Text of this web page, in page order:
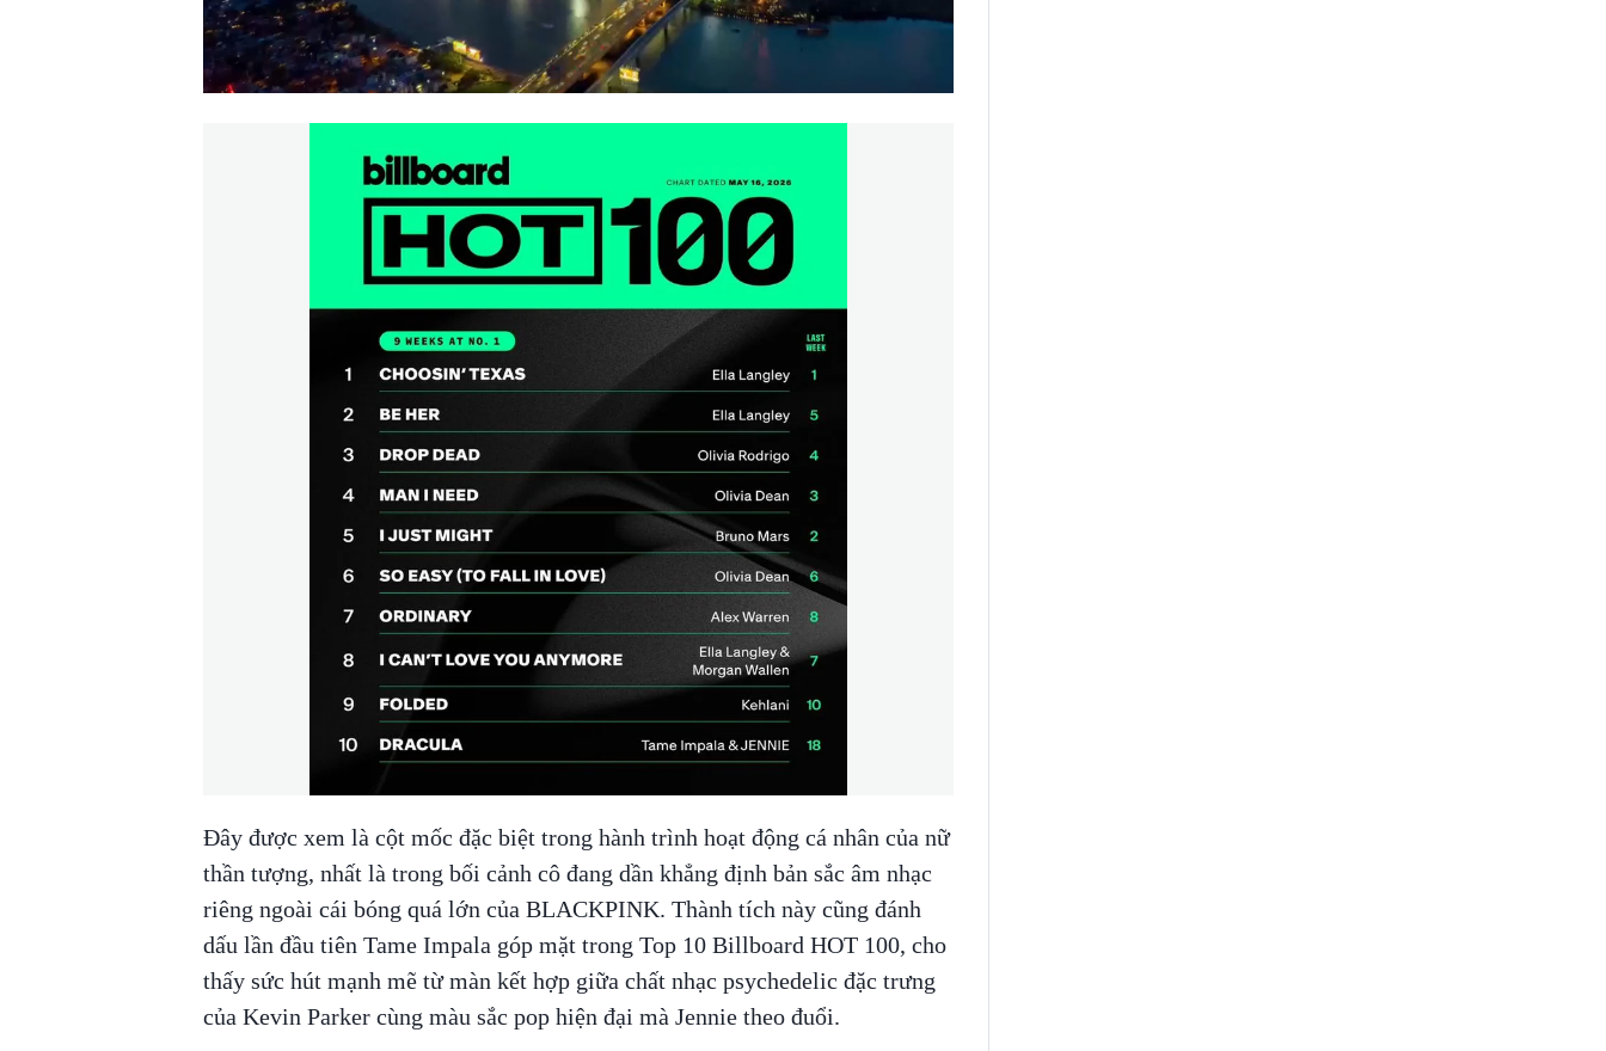
00:00/00:59 VIETNAM HLS
Đây được xem là cột mốc đặc biệt trong hành trình hoạt động cá nhân của nữ
thần tượng, nhất là trong bối cảnh cô đang dần khẳng định bản sắc âm nhạc
riêng ngoài cái bóng quá lớn của BLACKPINK. Thành tích này cũng đánh
dấu lần đầu tiên Tame Impala góp mặt trong Top 10 Billboard HOT 100, cho
thấy sức hút mạnh mẽ từ màn kết hợp giữa chất nhạc psychedelic đặc trưng
của Kevin Parker cùng màu sắc pop hiện đại mà Jennie theo đuổi.